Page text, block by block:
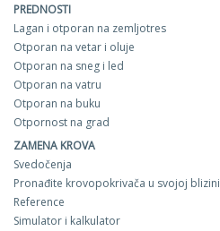
PREDNOSTI
Lagan i otporan na zemljotres
Otporan na vetar i oluje
Otporan na sneg i led
Otporan na vatru
Otporan na buku
Otpornost na grad
ZAMENA KROVA
Svedočenja
Pronađite krovopokrivača u svojoj blizini
Reference
Simulator i kalkulator